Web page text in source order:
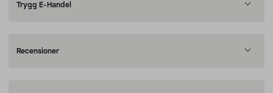
Trygg E-Handel
Recensioner